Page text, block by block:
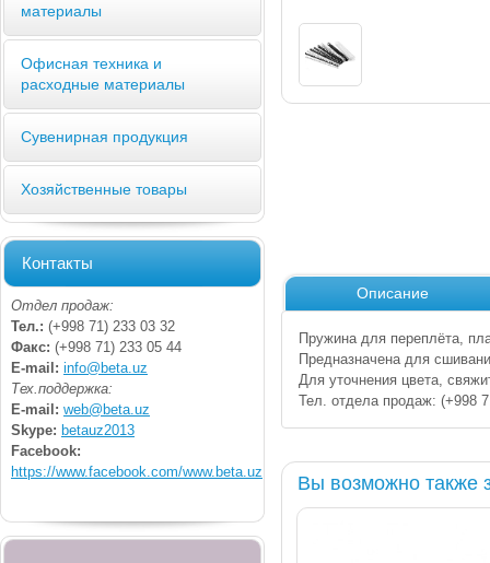
материалы
Офисная техника и
расходные материалы
Сувенирная продукция
Хозяйственные товары
Контакты
Отдел продаж:
Тел.: (+998 71) 233 03 32
Факс: (+998 71) 233 05 44
E-mail: info@beta.uz
Тех.поддержка:
E-mail: web@beta.uz
Skype: betauz2013
Facebook:
https://www.facebook.com/www.beta.uz
Описание
Пружина для переплёта,
Предназначена для
Для уточнения цвета,
Тел. отдела продаж: (+998
Вы возможно также